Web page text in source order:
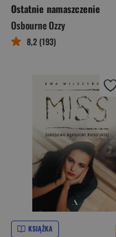
Ostatnie namaszczenie
Osbourne Ozzy
8,2 (193)
KSIĄŻKA